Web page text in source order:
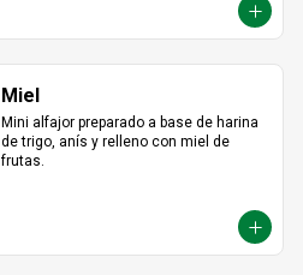
Miel
Mini alfajor preparado a base de harina
de trigo, anís y relleno con miel de
frutas.